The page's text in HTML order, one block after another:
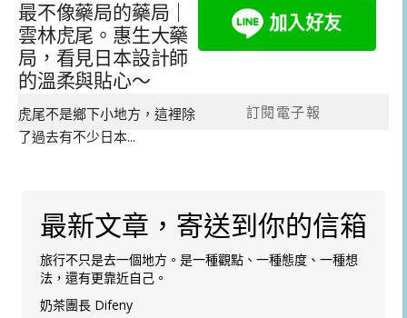
最不像藥局的藥局｜
雲林虎尾。惠生大藥
局，看見日本設計師
的溫柔與貼心～
虎尾不是鄉下小地方，這裡除
了過去有不少日本...
訂閱電子報
最新文章，寄送到你的信箱
旅行不只是去一個地方。是一種觀點、一種態度、一種想
法，還有更靠近自己。
奶茶團長 Difeny